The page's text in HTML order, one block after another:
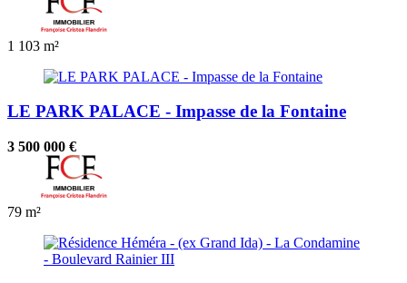
1 103 m²
LE PARK PALACE - Impasse de la Fontaine
3 500 000 €
79 m²